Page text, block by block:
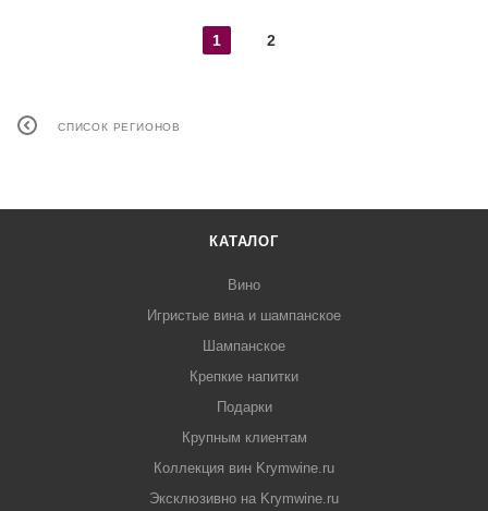
1 2
СПИСОК РЕГИОНОВ
КАТАЛОГ
Вино
Игристые вина и шампанское
Шампанское
Крепкие напитки
Подарки
Крупным клиентам
Коллекция вин Krymwine.ru
Эксклюзивно на Krymwine.ru